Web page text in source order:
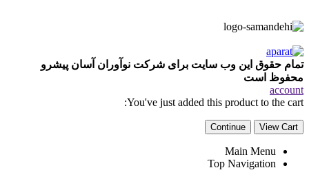
تمام حقوق این وب سایت برای شرکت نوآوران آسان پیشرو
محفوظ است
account
You've just added this product to the cart:
View Cart
Continue
Main Menu
Top Navigation